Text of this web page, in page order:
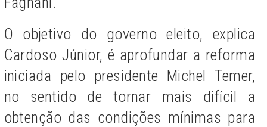
O objetivo do governo eleito, explica
Cardoso Júnior, é aprofundar a reforma
iniciada pelo presidente Michel Temer,
no sentido de tornar mais difícil a
obtenção das condições mínimas para